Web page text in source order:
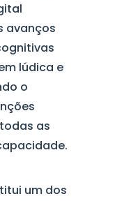
avanços
lúdica e
o
as
um dos